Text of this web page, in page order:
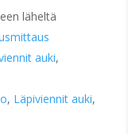
läheltä
auki,
, Läpiviennit auki,